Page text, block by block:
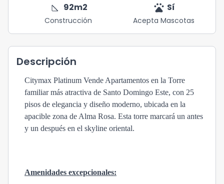
square_foot 92m2
Construcción
pets Sí
Acepta Mascotas
Descripción
Citymax Platinum Vende Apartamentos en la Torre
familiar más atractiva de Santo Domingo Este, con 25
pisos de elegancia y diseño moderno, ubicada en la
apacible zona de Alma Rosa. Esta torre marcará un antes
y un después en el skyline oriental.
Amenidades excepcionales: